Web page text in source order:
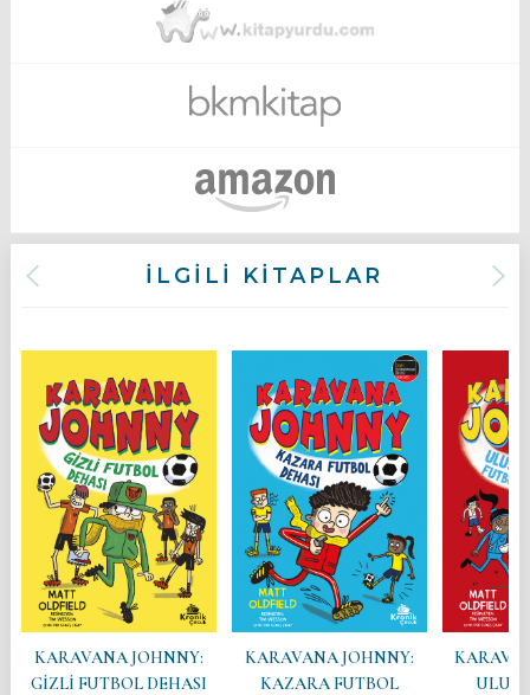
İLGİLİ KİTAPLAR
KARAVANA JOHNNY:
GİZLİ FUTBOL DEHASI
KARAVANA JOHNNY:
KAZARA FUTBOL